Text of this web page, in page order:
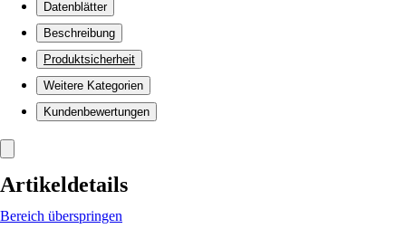
Datenblätter
Beschreibung
Produktsicherheit
Weitere Kategorien
Kundenbewertungen
Artikeldetails
Bereich überspringen